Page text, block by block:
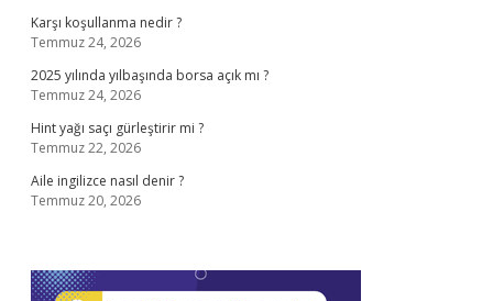
Karşı koşullanma nedir ?
Temmuz 24, 2026
2025 yılında yılbaşında borsa açık mı ?
Temmuz 24, 2026
Hint yağı saçı gürleştirir mi ?
Temmuz 22, 2026
Aile ingilizce nasıl denir ?
Temmuz 20, 2026